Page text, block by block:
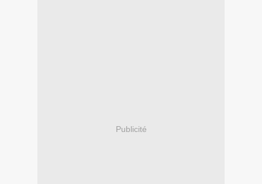
Publicité